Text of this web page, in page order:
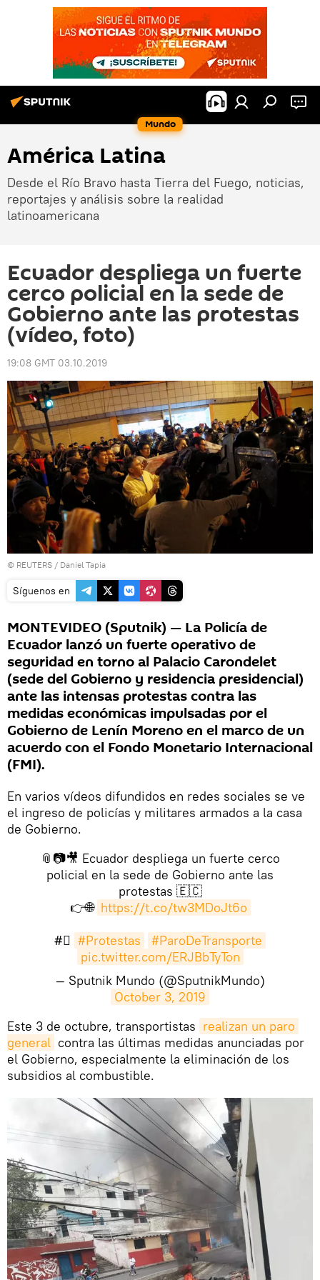
Mundo
América Latina
Desde el Río Bravo hasta Tierra del Fuego, noticias,
reportajes y análisis sobre la realidad
latinoamericana
Ecuador despliega un fuerte
cerco policial en la sede de
Gobierno ante las protestas
(vídeo, foto)
19:08 GMT 03.10.2019
© REUTERS / Daniel Tapia
Síguenos en
MONTEVIDEO (Sputnik) — La Policía de
Ecuador lanzó un fuerte operativo de
seguridad en torno al Palacio Carondelet
(sede del Gobierno y residencia presidencial)
ante las intensas protestas contra las
medidas económicas impulsadas por el
Gobierno de Lenín Moreno en el marco de un
acuerdo con el Fondo Monetario Internacional
(FMI).
En varios vídeos difundidos en redes sociales se ve
el ingreso de policías y militares armados a la casa
de Gobierno.
📎📷🎥 Ecuador despliega un fuerte cerco
policial en la sede de Gobierno ante las
protestas 🇪🇨
👉🌐 https://t.co/tw3MDoJt6o
#⃣ #Protestas
#ParoDeTransporte
pic.twitter.com/ERJBbTyTon
— Sputnik Mundo (@SputnikMundo)
October 3, 2019
​Este 3 de octubre, transportistas realizan un paro
general contra las últimas medidas anunciadas por
el Gobierno, especialmente la eliminación de los
subsidios al combustible.